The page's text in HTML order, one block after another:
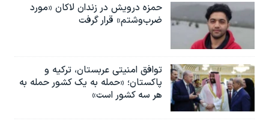
حمزه درویش در زندان لاکان «مورد
ضرب‌وشتم» قرار گرفت
توافق امنیتی عربستان، ترکیه و
پاکستان؛ «حمله به یک کشور حمله به
هر سه کشور است»